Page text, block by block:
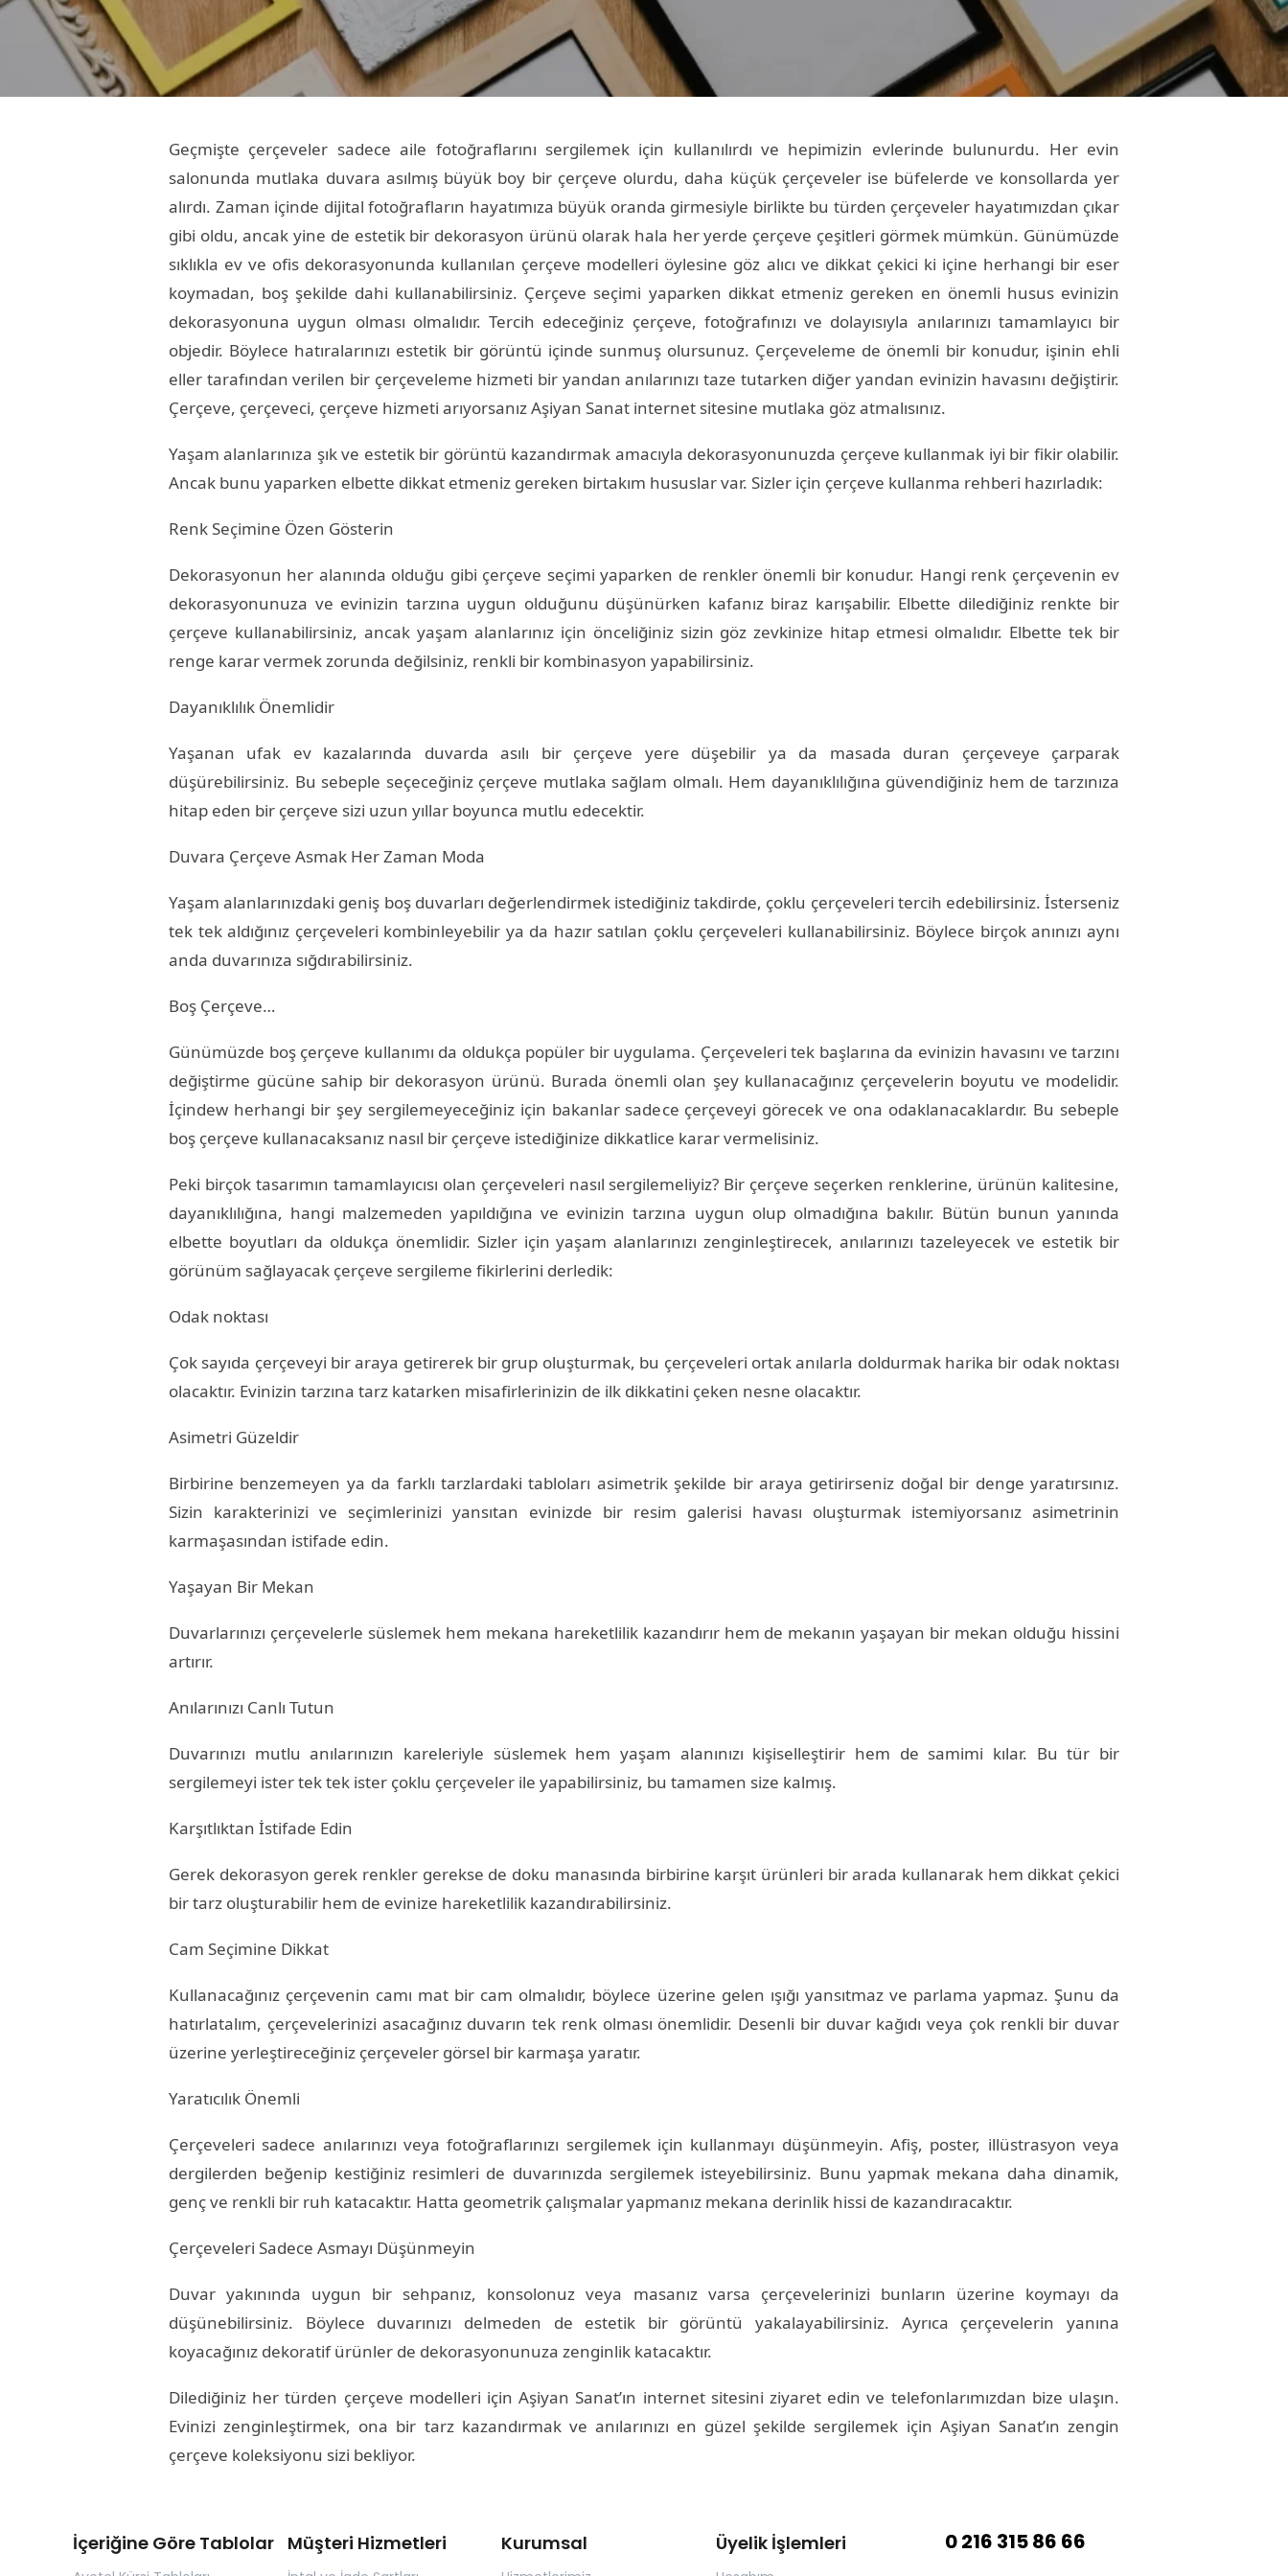
Geçmişte çerçeveler sadece aile fotoğraflarını sergilemek için kullanılırdı ve hepimizin evlerinde bulunurdu. Her evin
salonunda mutlaka duvara asılmış büyük boy bir çerçeve olurdu, daha küçük çerçeveler ise büfelerde ve konsollarda yer
alırdı. Zaman içinde dijital fotoğrafların hayatımıza büyük oranda girmesiyle birlikte bu türden çerçeveler hayatımızdan çıkar
gibi oldu, ancak yine de estetik bir dekorasyon ürünü olarak hala her yerde çerçeve çeşitleri görmek mümkün. Günümüzde
sıklıkla ev ve ofis dekorasyonunda kullanılan çerçeve modelleri öylesine göz alıcı ve dikkat çekici ki içine herhangi bir eser
koymadan, boş şekilde dahi kullanabilirsiniz. Çerçeve seçimi yaparken dikkat etmeniz gereken en önemli husus evinizin
dekorasyonuna uygun olması olmalıdır. Tercih edeceğiniz çerçeve, fotoğrafınızı ve dolayısıyla anılarınızı tamamlayıcı bir
objedir. Böylece hatıralarınızı estetik bir görüntü içinde sunmuş olursunuz. Çerçeveleme de önemli bir konudur, işinin ehli
eller tarafından verilen bir çerçeveleme hizmeti bir yandan anılarınızı taze tutarken diğer yandan evinizin havasını değiştirir.
Çerçeve, çerçeveci, çerçeve hizmeti arıyorsanız Aşiyan Sanat internet sitesine mutlaka göz atmalısınız.
Yaşam alanlarınıza şık ve estetik bir görüntü kazandırmak amacıyla dekorasyonunuzda çerçeve kullanmak iyi bir fikir olabilir.
Ancak bunu yaparken elbette dikkat etmeniz gereken birtakım hususlar var. Sizler için çerçeve kullanma rehberi hazırladık:
Renk Seçimine Özen Gösterin
Dekorasyonun her alanında olduğu gibi çerçeve seçimi yaparken de renkler önemli bir konudur. Hangi renk çerçevenin ev
dekorasyonunuza ve evinizin tarzına uygun olduğunu düşünürken kafanız biraz karışabilir. Elbette dilediğiniz renkte bir
çerçeve kullanabilirsiniz, ancak yaşam alanlarınız için önceliğiniz sizin göz zevkinize hitap etmesi olmalıdır. Elbette tek bir
renge karar vermek zorunda değilsiniz, renkli bir kombinasyon yapabilirsiniz.
Dayanıklılık Önemlidir
Yaşanan ufak ev kazalarında duvarda asılı bir çerçeve yere düşebilir ya da masada duran çerçeveye çarparak
düşürebilirsiniz. Bu sebeple seçeceğiniz çerçeve mutlaka sağlam olmalı. Hem dayanıklılığına güvendiğiniz hem de tarzınıza
hitap eden bir çerçeve sizi uzun yıllar boyunca mutlu edecektir.
Duvara Çerçeve Asmak Her Zaman Moda
Yaşam alanlarınızdaki geniş boş duvarları değerlendirmek istediğiniz takdirde, çoklu çerçeveleri tercih edebilirsiniz. İsterseniz
tek tek aldığınız çerçeveleri kombinleyebilir ya da hazır satılan çoklu çerçeveleri kullanabilirsiniz. Böylece birçok anınızı aynı
anda duvarınıza sığdırabilirsiniz.
Boş Çerçeve…
Günümüzde boş çerçeve kullanımı da oldukça popüler bir uygulama. Çerçeveleri tek başlarına da evinizin havasını ve tarzını
değiştirme gücüne sahip bir dekorasyon ürünü. Burada önemli olan şey kullanacağınız çerçevelerin boyutu ve modelidir.
İçindew herhangi bir şey sergilemeyeceğiniz için bakanlar sadece çerçeveyi görecek ve ona odaklanacaklardır. Bu sebeple
boş çerçeve kullanacaksanız nasıl bir çerçeve istediğinize dikkatlice karar vermelisiniz.
Peki birçok tasarımın tamamlayıcısı olan çerçeveleri nasıl sergilemeliyiz? Bir çerçeve seçerken renklerine, ürünün kalitesine,
dayanıklılığına, hangi malzemeden yapıldığına ve evinizin tarzına uygun olup olmadığına bakılır. Bütün bunun yanında
elbette boyutları da oldukça önemlidir. Sizler için yaşam alanlarınızı zenginleştirecek, anılarınızı tazeleyecek ve estetik bir
görünüm sağlayacak çerçeve sergileme fikirlerini derledik:
Odak noktası
Çok sayıda çerçeveyi bir araya getirerek bir grup oluşturmak, bu çerçeveleri ortak anılarla doldurmak harika bir odak noktası
olacaktır. Evinizin tarzına tarz katarken misafirlerinizin de ilk dikkatini çeken nesne olacaktır.
Asimetri Güzeldir
Birbirine benzemeyen ya da farklı tarzlardaki tabloları asimetrik şekilde bir araya getirirseniz doğal bir denge yaratırsınız.
Sizin karakterinizi ve seçimlerinizi yansıtan evinizde bir resim galerisi havası oluşturmak istemiyorsanız asimetrinin
karmaşasından istifade edin.
Yaşayan Bir Mekan
Duvarlarınızı çerçevelerle süslemek hem mekana hareketlilik kazandırır hem de mekanın yaşayan bir mekan olduğu hissini
artırır.
Anılarınızı Canlı Tutun
Duvarınızı mutlu anılarınızın kareleriyle süslemek hem yaşam alanınızı kişiselleştirir hem de samimi kılar. Bu tür bir
sergilemeyi ister tek tek ister çoklu çerçeveler ile yapabilirsiniz, bu tamamen size kalmış.
Karşıtlıktan İstifade Edin
Gerek dekorasyon gerek renkler gerekse de doku manasında birbirine karşıt ürünleri bir arada kullanarak hem dikkat çekici
bir tarz oluşturabilir hem de evinize hareketlilik kazandırabilirsiniz.
Cam Seçimine Dikkat
Kullanacağınız çerçevenin camı mat bir cam olmalıdır, böylece üzerine gelen ışığı yansıtmaz ve parlama yapmaz. Şunu da
hatırlatalım, çerçevelerinizi asacağınız duvarın tek renk olması önemlidir. Desenli bir duvar kağıdı veya çok renkli bir duvar
üzerine yerleştireceğiniz çerçeveler görsel bir karmaşa yaratır.
Yaratıcılık Önemli
Çerçeveleri sadece anılarınızı veya fotoğraflarınızı sergilemek için kullanmayı düşünmeyin. Afiş, poster, illüstrasyon veya
dergilerden beğenip kestiğiniz resimleri de duvarınızda sergilemek isteyebilirsiniz. Bunu yapmak mekana daha dinamik,
genç ve renkli bir ruh katacaktır. Hatta geometrik çalışmalar yapmanız mekana derinlik hissi de kazandıracaktır.
Çerçeveleri Sadece Asmayı Düşünmeyin
Duvar yakınında uygun bir sehpanız, konsolonuz veya masanız varsa çerçevelerinizi bunların üzerine koymayı da
düşünebilirsiniz. Böylece duvarınızı delmeden de estetik bir görüntü yakalayabilirsiniz. Ayrıca çerçevelerin yanına
koyacağınız dekoratif ürünler de dekorasyonunuza zenginlik katacaktır.
Dilediğiniz her türden çerçeve modelleri için Aşiyan Sanat’ın internet sitesini ziyaret edin ve telefonlarımızdan bize ulaşın.
Evinizi zenginleştirmek, ona bir tarz kazandırmak ve anılarınızı en güzel şekilde sergilemek için Aşiyan Sanat’ın zengin
çerçeve koleksiyonu sizi bekliyor.
İçeriğine Göre Tablolar Müşteri Hizmetleri Kurumsal Üyelik İşlemleri 0 216 315 86 66